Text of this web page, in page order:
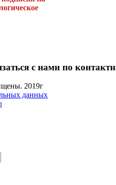
с нами по
2019г
данных